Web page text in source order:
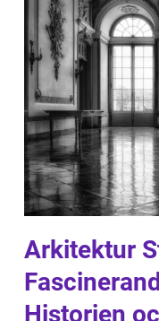
Arkitektur
Historien